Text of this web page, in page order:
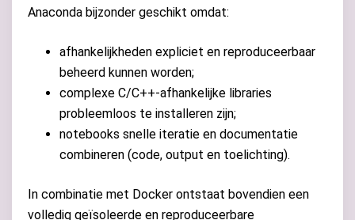
Anaconda bijzonder geschikt omdat:
afhankelijkheden expliciet en reproduceerbaar
beheerd kunnen worden;
complexe C/C++-afhankelijke libraries
probleemloos te installeren zijn;
notebooks snelle iteratie en documentatie
combineren (code, output en toelichting).
In combinatie met Docker ontstaat bovendien een
volledig geïsoleerde en reproduceerbare